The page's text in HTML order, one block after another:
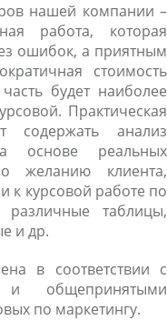
нашей компании –
работа, которая
ошибок, а приятным
стоимость
будет наиболее
Практическая
содержать анализ
основе реальных
желанию клиента,
к курсовой работе по
различные таблицы,
и др.
в соответствии с
и общепринятыми
по маркетингу.